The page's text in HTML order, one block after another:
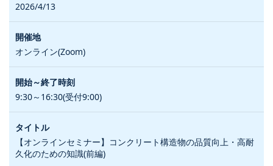
2026/4/13
オンライン(Zoom)
9:30～16:30(受付9:00)
【オンラインセミナー】コンクリート構造物の品質向上・高耐
久化のための知識(前編)